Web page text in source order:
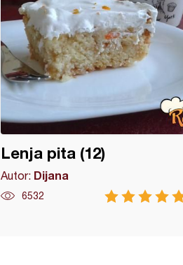
Lenja pita (12)
Autor: Dijana
6532